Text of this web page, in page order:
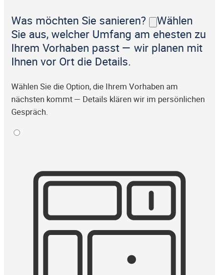
Was möchten Sie sanieren?
Wählen
Sie aus, welcher Umfang am ehesten zu
Ihrem Vorhaben passt — wir planen mit
Ihnen vor Ort die Details.
Wählen Sie die Option, die Ihrem Vorhaben am
nächsten kommt — Details klären wir im persönlichen
Gespräch.